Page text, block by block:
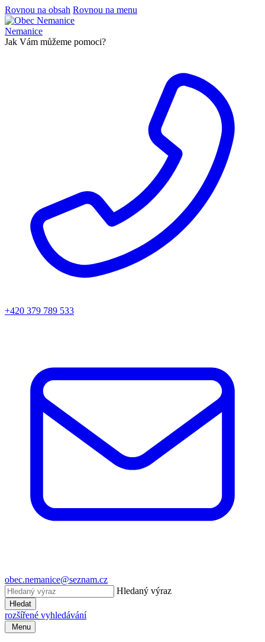
Rovnou na obsah Rovnou na menu
Nemanice
Jak Vám můžeme pomoci?
+420 379 789 533
obec.nemanice@seznam.cz
Hledaný výraz
Hledat
rozšířené vyhledávání
Menu